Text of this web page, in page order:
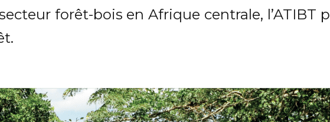
forêt-bois en Afrique centrale, l’ATIBT